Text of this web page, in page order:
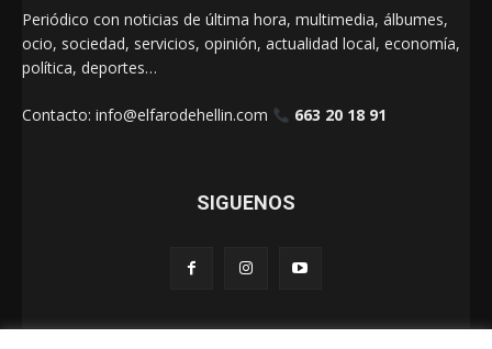
Periódico con noticias de última hora, multimedia, álbumes,
ocio, sociedad, servicios, opinión, actualidad local, economía,
política, deportes…
Contacto: info@elfarodehellin.com 663 20 18 91
SIGUENOS